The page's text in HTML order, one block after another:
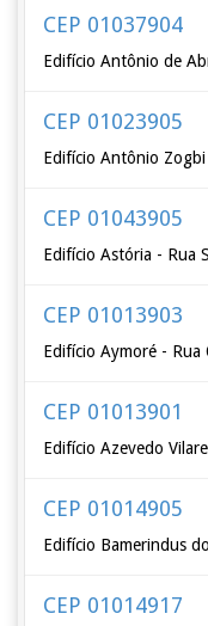
CEP 01037904
Edifício Antônio de
CEP 01023905
Edifício Antônio
CEP 01043905
Edifício Astória - Rua
CEP 01013903
Edifício Aymoré -
CEP 01013901
Edifício Azevedo
CEP 01014905
Edifício Bamerindus
CEP 01014917